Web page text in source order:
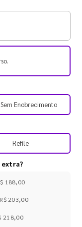
Sem Enobrecimento
Refile
188,00
203,00
218,00